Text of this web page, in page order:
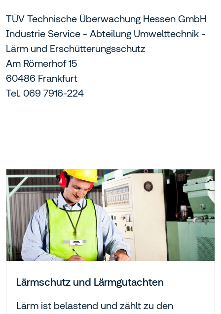
TÜV Technische Überwachung Hessen GmbH
Industrie Service - Abteilung Umwelttechnik -
Lärm und Erschütterungsschutz
Am Römerhof 15
60486 Frankfurt
Tel. 069 7916-224
Lärmschutz und Lärmgutachten
Lärm ist belastend und zählt zu den